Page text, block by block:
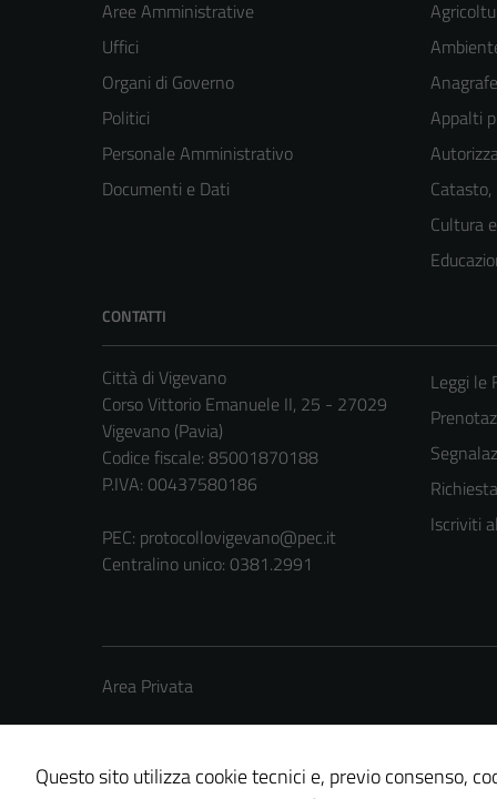
Aree Amministrative
Uffici
Organi di Governo
Politici
Personale Amministrativo
Documenti e Dati
Appalti
Catasto,
Cultura
CONTATTI
Città di Vigevano
Corso Vittorio Emanuele II, 25 - 27029
Vigevano (Pavia)
Codice fiscale: 85001870188
P.IVA: 00437580186
PEC: protocollovigevano@pec.it
Centralino unico: 0381.2991
Leggi le
Iscriviti
Area Privata
Questo sito utilizza cookie tecnici e, previo consenso,